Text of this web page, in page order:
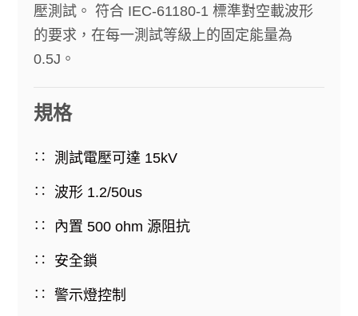
壓測試。 符合 IEC-61180-1 標準對空載波形
的要求，在每一測試等級上的固定能量為
0.5J。
規格
測試電壓可達 15kV
波形 1.2/50us
內置 500 ohm 源阻抗
安全鎖
警示燈控制